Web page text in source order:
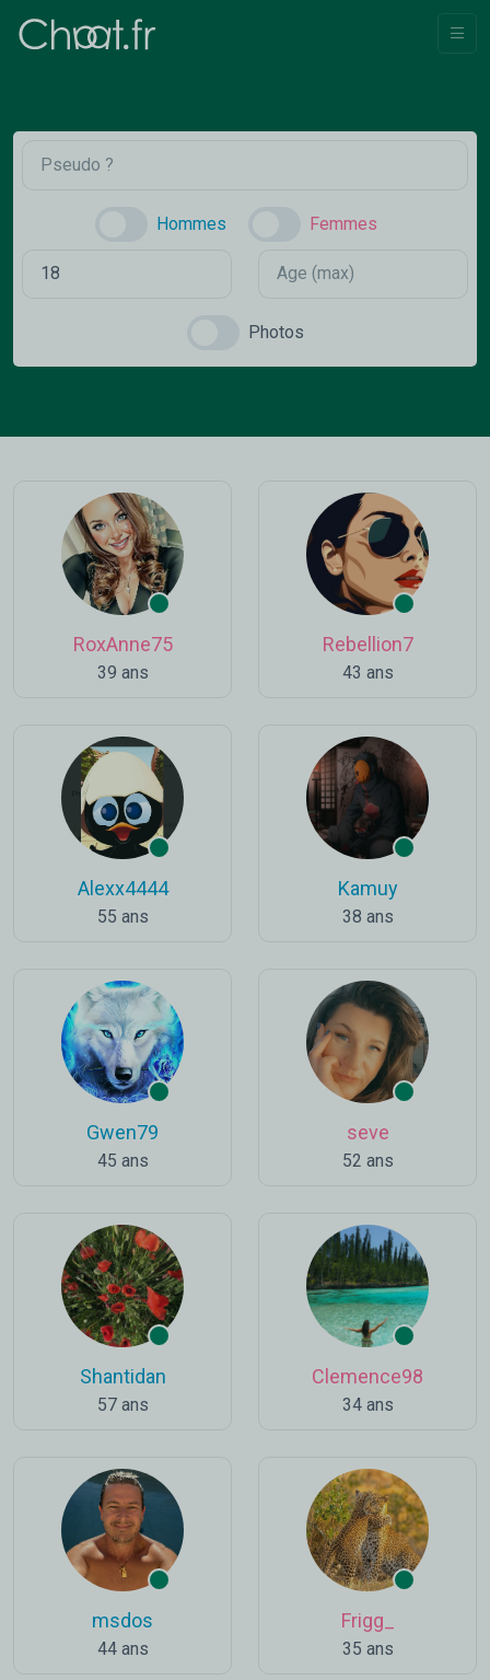
Hommes Femmes
Photos
RoxAnne75
39 ans
Rebellion7
43 ans
Alexx4444
55 ans
Kamuy
38 ans
Gwen79
45 ans
seve
52 ans
Shantidan
57 ans
Clemence98
34 ans
msdos
44 ans
Frigg_
35 ans